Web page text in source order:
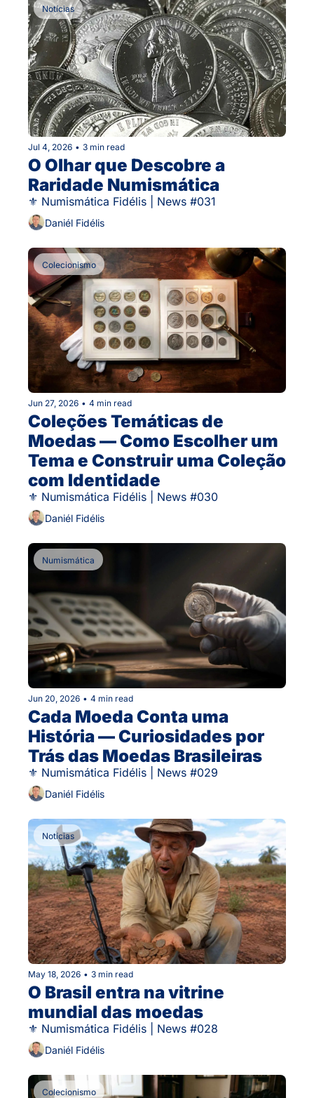
Notícias
Jul 4, 2026 • 3 min read
O Olhar que Descobre a
Raridade Numismática
⚜ Numismática Fidélis | News #031
Daniél Fidélis
Colecionismo
Jun 27, 2026 • 4 min read
Coleções Temáticas de
Moedas — Como Escolher um
Tema e Construir uma Coleção
com Identidade
⚜ Numismática Fidélis | News #030
Daniél Fidélis
Numismática
Jun 20, 2026 • 4 min read
Cada Moeda Conta uma
História — Curiosidades por
Trás das Moedas Brasileiras
⚜ Numismática Fidélis | News #029
Daniél Fidélis
Notícias
May 18, 2026 • 3 min read
O Brasil entra na vitrine
mundial das moedas
⚜ Numismática Fidélis | News #028
Daniél Fidélis
Colecionismo